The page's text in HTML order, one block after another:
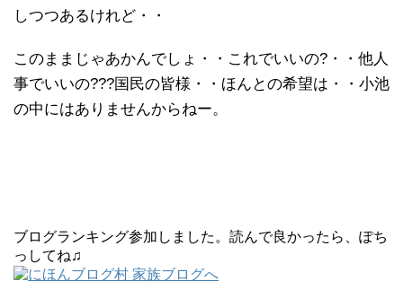
しつつあるけれど・・
このままじゃあかんでしょ・・これでいいの?・・他人
事でいいの???国民の皆様・・ほんとの希望は・・小池
の中にはありませんからねー。
ブログランキング参加しました。読んで良かったら、ぽち
っしてね♫